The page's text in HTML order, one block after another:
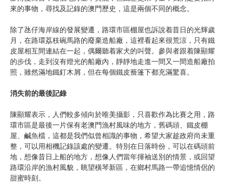
來的事物，尋找及記錄的澳門歷史，這是兩個不同的概念。
除了氹仔海岸線的發展變遷，路環市區棚屋也訴說着昔日的光輝歲
月，在路環荔枝碗馬路的廢棄造船廠，這裡看起來很荒涼，只有鐵
皮屋相互間連結在一起，偶爾聽着家犬的叫聲。參與者跟着陳顯耀
的步伐，走到沒有燈光的船廠內，靜靜地走進一間又一間造船廠拍
照，雖然滿地鐵釘木屑，但在每個鐵皮簷篷下都充滿驚喜。
消失前的最後記錄
陳顯耀表示，人們較多傾向於唯美攝影，只喜歡作為比賽之用，路
環市區是最後一片保有老澳門漁村風味的地方，舊碼頭、鐵皮棚
屋、鹹魚檔，這都是我們似曾相識的事物，希望大家趁政府尚未重
整，可以用相機記錄該處的變遷。特別在日落時份，可以在碼頭前
地，想像昔日上船的地方，想像人們當年揮袖送別的情景，或回望
路環沿岸的漁村風貌，眺望橫琴新區，在鄉村馬路一帶追憶情侶的
甜蜜時刻。